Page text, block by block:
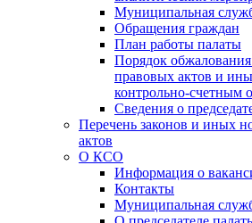
Муниципальная
Обращения граждан
План работы палаты
Порядок
правовых актов и
контрольно-счетным
Сведения о
Перечень законов и иных
актов
О КСО
Информация о
Контакты
Муниципальная